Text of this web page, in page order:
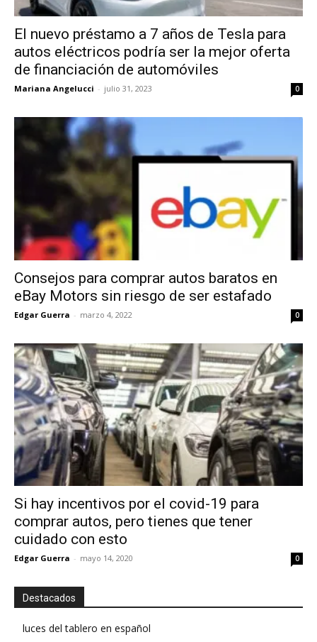
El nuevo préstamo a 7 años de Tesla para
autos eléctricos podría ser la mejor oferta
de financiación de automóviles
Mariana Angelucci - julio 31, 2023 0
Consejos para comprar autos baratos en
eBay Motors sin riesgo de ser estafado
Edgar Guerra - marzo 4, 2022 0
Si hay incentivos por el covid-19 para
comprar autos, pero tienes que tener
cuidado con esto
Edgar Guerra - mayo 14, 2020 0
Destacados
luces del tablero en español